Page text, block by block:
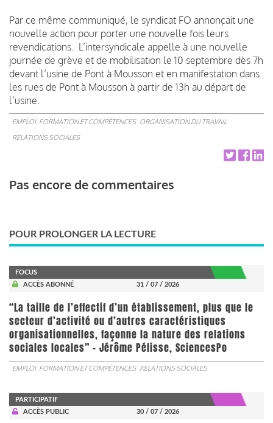
Par ce même communiqué, le syndicat FO annonçait une
nouvelle action pour porter une nouvelle fois leurs
revendications. L’intersyndicale appelle à une nouvelle
journée de grève et de mobilisation le 10 septembre dès 7h
devant l’usine de Pont à Mousson et en manifestation dans
les rues de Pont à Mousson à partir de 13h au départ de
l’usine.
EMPLOI, FORMATION ET COMPÉTENCES ORGANISATION DU TRAVAIL
RELATIONS SOCIALES
Pas encore de commentaires
POUR PROLONGER LA LECTURE
FOCUS
ACCÈS ABONNÉ
31 / 07 / 2026
“La taille de l’effectif d’un établissement, plus que le
secteur d’activité ou d’autres caractéristiques
organisationnelles, façonne la nature des relations
sociales locales” - Jérôme Pélisse, SciencesPo
EMPLOI, FORMATION ET COMPÉTENCES RELATIONS SOCIALES
PARTICIPATIF
ACCÈS PUBLIC
30 / 07 / 2026